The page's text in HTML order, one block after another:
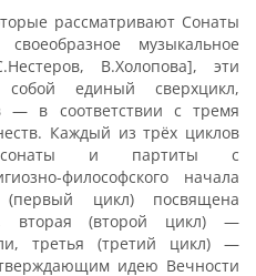
рассматривают Сонаты
музыкальное
В.Холопова], эти
собой единый сверхцикл,
— в соответствии с тремя
Каждый из трёх циклов
и партиты с
философского начала
цикл) посвящена
вторая (второй цикл) —
третья (третий цикл) —
идею Вечности